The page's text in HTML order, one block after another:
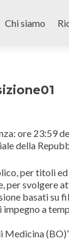
to
Chi siamo
ore 23:59
della
per titoli
per
basati
a